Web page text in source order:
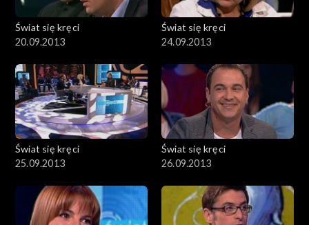
Świat się kręci
20.09.2013
Świat się kręci
24.09.2013
Świat się kręci
25.09.2013
Świat się kręci
26.09.2013